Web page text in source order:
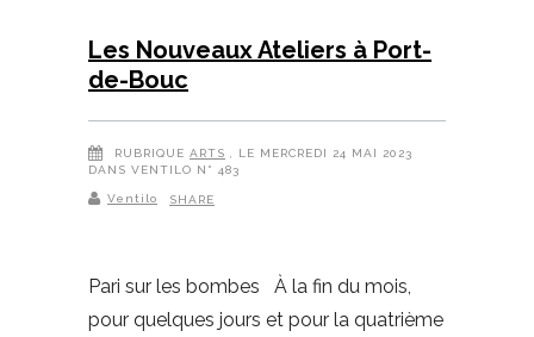
Les Nouveaux Ateliers à Port-
de-Bouc
RUBRIQUE ARTS , LE MERCREDI 24 MAI 2023
DANS VENTILO N° 483
Ventilo SHARE
Pari sur les bombes À la fin du mois,
pour quelques jours et pour la quatrième